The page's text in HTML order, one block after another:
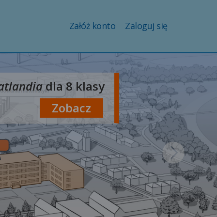
Załóż konto Zaloguj się
dla 8 klasy
Zobacz